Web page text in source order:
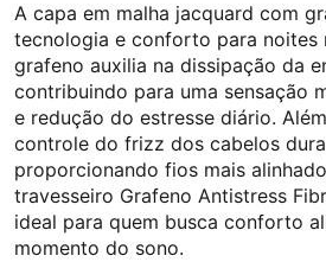
A capa em malha jacquard com
tecnologia e conforto para noites
grafeno auxilia na dissipação da
contribuindo para uma sensação
e redução do estresse diário.
controle do frizz dos cabelos
proporcionando fios mais
travesseiro Grafeno Antistress
ideal para quem busca conforto
momento do sono.